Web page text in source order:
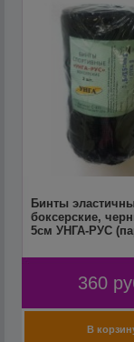
Бинты
боксерские,
5см УНГА-РУС
360